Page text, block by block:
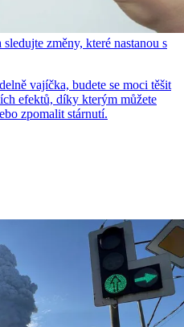
změny, které nastanou s
vajíčka, budete se moci těšit
efektů, díky kterým můžete
zpomalit stárnutí.